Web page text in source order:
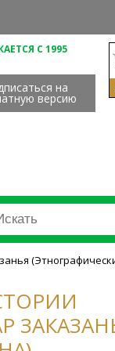
С 1995
на
версию